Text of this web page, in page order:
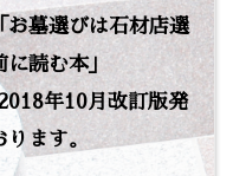
お墓選びは石材店選
読む本」
年10月改訂版発
ります。